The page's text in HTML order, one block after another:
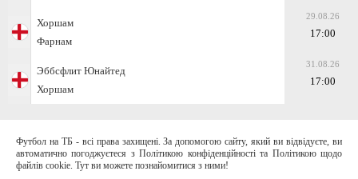
Хоршам
Фарнам
29.08.26
17:00
Эббсфлит Юнайтед
Хоршам
31.08.26
17:00
Футбол на ТБ - всі права захищені. За допомогою сайту, який ви відвідуєте, ви
автоматично погоджуєтеся з Політикою конфіденційності та Політикою щодо
файлів cookie. Тут ви можете познайомитися з ними!